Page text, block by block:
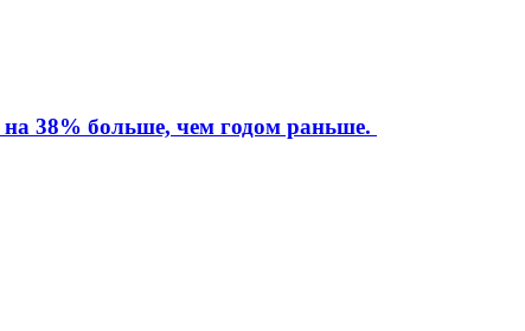
на 38% больше, чем годом раньше.